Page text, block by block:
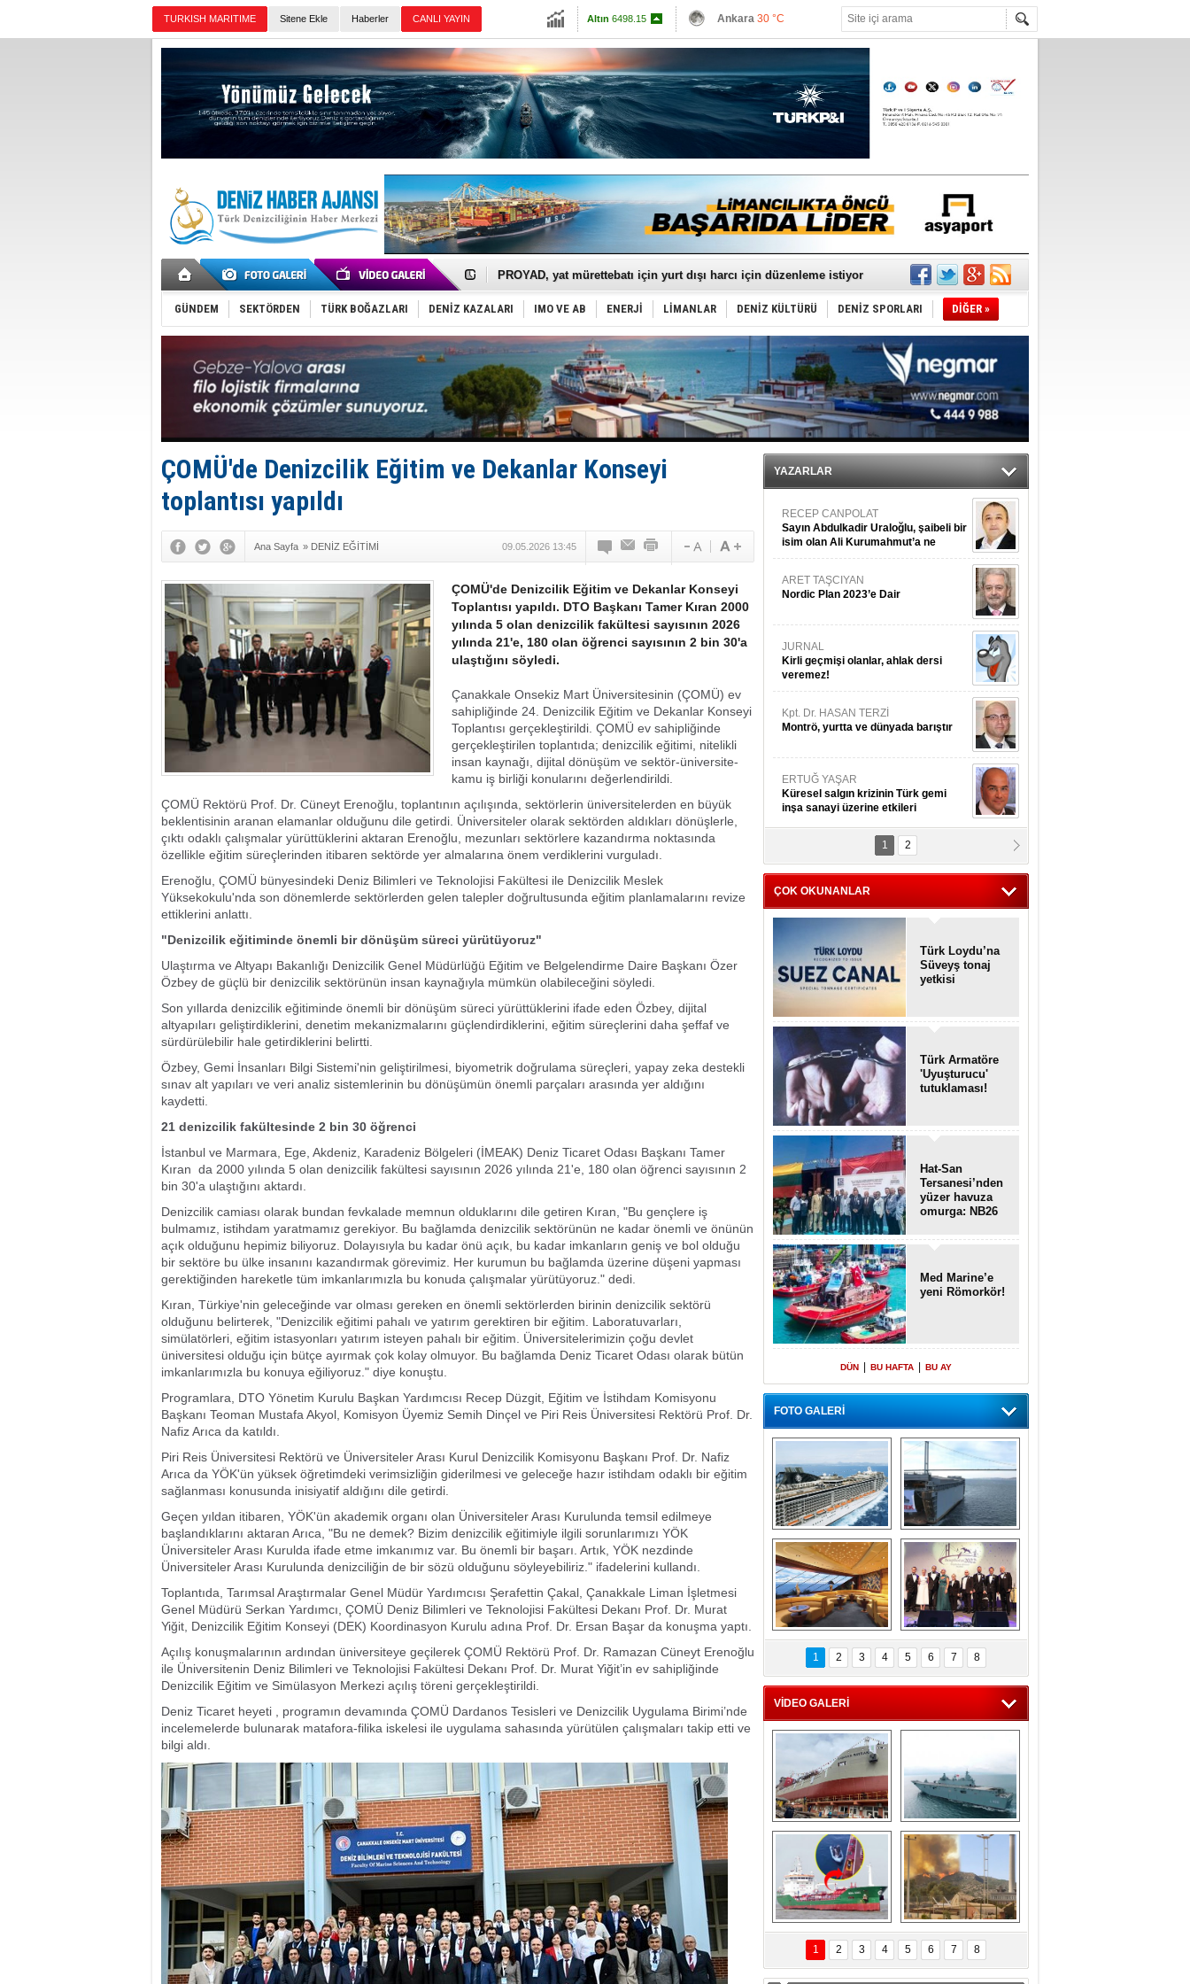
TURKISH MARITIME Sitene Ekle Haberler
Altın 6498.15
Euro54.9493
Ankara 30 °C
Antalya28 °C
Muğla 26 °C
Çanakkale 32 °C
İTU AUV, Dünya’da 2. oldu!
LNG taşımacılığında maliyetler katlandı
Türkiye-Irak enerji hattında yeni dönem başlıyor
Türk Armatöre 'Uyuşturucu' tutuklaması!
Deniz turizminde yeni ‘Ceza Rejimi’!
DÖDER, 28. Dönem Yönetim Kurulu Başkanını seçti!
Fairline, Türkiye’de ‘SoleMarin’i seçti
Baltık Denizi'nde tarih yazıldı!
Runit kubbesi okyanusun derinliklerinde halkı tehdit ediyor
Limana dadandılar, 10 tekneyi soydular!
Türk Loydu’na Süveyş tonaj yetkisi
Hüseyin Mengi: “Yapay Zekâ, Ustanın yerini alamaz”
Hat-San Tersanesi’nden yüzer havuza omurga: NB26
GÜNDEM SEKTÖRDEN TÜRK BOĞAZLARI DENİZ KAZALARI IMO VE AB ENERJİ LİMANLAR DENİZ KÜLTÜRÜ DENİZ SPORLARI DİĞER »
ÇOMÜ'de Denizcilik Eğitim ve Dekanlar Konseyi
toplantısı yapıldı
Ana Sayfa » DENİZ EĞİTİMİ 09.05.2026 13:45
ÇOMÜ'de Denizcilik Eğitim ve Dekanlar Konseyi
Toplantısı yapıldı. DTO Başkanı Tamer Kıran 2000
yılında 5 olan denizcilik fakültesi sayısının 2026
yılında 21'e, 180 olan öğrenci sayısının 2 bin 30'a
ulaştığını söyledi.
Çanakkale Onsekiz Mart Üniversitesinin (ÇOMÜ) ev
sahipliğinde 24. Denizcilik Eğitim ve Dekanlar Konseyi
Toplantısı gerçekleştirildi. ÇOMÜ ev sahipliğinde
gerçekleştirilen toplantıda; denizcilik eğitimi, nitelikli
insan kaynağı, dijital dönüşüm ve sektör-üniversite-
kamu iş birliği konularını değerlendirildi.
ÇOMÜ Rektörü Prof. Dr. Cüneyt Erenoğlu, toplantının açılışında, sektörlerin üniversitelerden en büyük
beklentisinin aranan elamanlar olduğunu dile getirdi. Üniversiteler olarak sektörden aldıkları dönüşlerle,
çıktı odaklı çalışmalar yürüttüklerini aktaran Erenoğlu, mezunları sektörlere kazandırma noktasında
özellikle eğitim süreçlerinden itibaren sektörde yer almalarına önem verdiklerini vurguladı.
Erenoğlu, ÇOMÜ bünyesindeki Deniz Bilimleri ve Teknolojisi Fakültesi ile Denizcilik Meslek
Yüksekokulu'nda son dönemlerde sektörlerden gelen talepler doğrultusunda eğitim planlamalarını revize
ettiklerini anlattı.
"Denizcilik eğitiminde önemli bir dönüşüm süreci yürütüyoruz"
Ulaştırma ve Altyapı Bakanlığı Denizcilik Genel Müdürlüğü Eğitim ve Belgelendirme Daire Başkanı Özer
Özbey de güçlü bir denizcilik sektörünün insan kaynağıyla mümkün olabileceğini söyledi.
Son yıllarda denizcilik eğitiminde önemli bir dönüşüm süreci yürüttüklerini ifade eden Özbey, dijital
altyapıları geliştirdiklerini, denetim mekanizmalarını güçlendirdiklerini, eğitim süreçlerini daha şeffaf ve
sürdürülebilir hale getirdiklerini belirtti.
Özbey, Gemi İnsanları Bilgi Sistemi'nin geliştirilmesi, biyometrik doğrulama süreçleri, yapay zeka destekli
sınav alt yapıları ve veri analiz sistemlerinin bu dönüşümün önemli parçaları arasında yer aldığını
kaydetti.
21 denizcilik fakültesinde 2 bin 30 öğrenci
İstanbul ve Marmara, Ege, Akdeniz, Karadeniz Bölgeleri (İMEAK) Deniz Ticaret Odası Başkanı Tamer
Kıran da 2000 yılında 5 olan denizcilik fakültesi sayısının 2026 yılında 21'e, 180 olan öğrenci sayısının 2
bin 30'a ulaştığını aktardı.
Denizcilik camiası olarak bundan fevkalade memnun olduklarını dile getiren Kıran, "Bu gençlere iş
bulmamız, istihdam yaratmamız gerekiyor. Bu bağlamda denizcilik sektörünün ne kadar önemli ve önünün
açık olduğunu hepimiz biliyoruz. Dolayısıyla bu kadar önü açık, bu kadar imkanların geniş ve bol olduğu
bir sektöre bu ülke insanını kazandırmak görevimiz. Her kurumun bu bağlamda üzerine düşeni yapması
gerektiğinden hareketle tüm imkanlarımızla bu konuda çalışmalar yürütüyoruz." dedi.
Kıran, Türkiye'nin geleceğinde var olması gereken en önemli sektörlerden birinin denizcilik sektörü
olduğunu belirterek, "Denizcilik eğitimi pahalı ve yatırım gerektiren bir eğitim. Laboratuvarları,
simülatörleri, eğitim istasyonları yatırım isteyen pahalı bir eğitim. Üniversitelerimizin çoğu devlet
üniversitesi olduğu için bütçe ayırmak çok kolay olmuyor. Bu bağlamda Deniz Ticaret Odası olarak bütün
imkanlarımızla bu konuya eğiliyoruz." diye konuştu.
Programlara, DTO Yönetim Kurulu Başkan Yardımcısı Recep Düzgit, Eğitim ve İstihdam Komisyonu
Başkanı Teoman Mustafa Akyol, Komisyon Üyemiz Semih Dinçel ve Piri Reis Üniversitesi Rektörü Prof. Dr.
Nafiz Arıca da katıldı.
Piri Reis Üniversitesi Rektörü ve Üniversiteler Arası Kurul Denizcilik Komisyonu Başkanı Prof. Dr. Nafiz
Arıca da YÖK'ün yüksek öğretimdeki verimsizliğin giderilmesi ve geleceğe hazır istihdam odaklı bir eğitim
sağlanması konusunda inisiyatif aldığını dile getirdi.
Geçen yıldan itibaren, YÖK'ün akademik organı olan Üniversiteler Arası Kurulunda temsil edilmeye
başlandıklarını aktaran Arıca, "Bu ne demek? Bizim denizcilik eğitimiyle ilgili sorunlarımızı YÖK
Üniversiteler Arası Kurulda ifade etme imkanımız var. Bu önemli bir başarı. Artık, YÖK nezdinde
Üniversiteler Arası Kurulunda denizciliğin de bir sözü olduğunu söyleyebiliriz." ifadelerini kullandı.
Toplantıda, Tarımsal Araştırmalar Genel Müdür Yardımcısı Şerafettin Çakal, Çanakkale Liman İşletmesi
Genel Müdürü Serkan Yardımcı, ÇOMÜ Deniz Bilimleri ve Teknolojisi Fakültesi Dekanı Prof. Dr. Murat
Yiğit, Denizcilik Eğitim Konseyi (DEK) Koordinasyon Kurulu adına Prof. Dr. Ersan Başar da konuşma yaptı.
Açılış konuşmalarının ardından üniversiteye geçilerek ÇOMÜ Rektörü Prof. Dr. Ramazan Cüneyt Erenoğlu
ile Üniversitenin Deniz Bilimleri ve Teknolojisi Fakültesi Dekanı Prof. Dr. Murat Yiğit’in ev sahipliğinde
Denizcilik Eğitim ve Simülasyon Merkezi açılış töreni gerçekleştirildi.
Deniz Ticaret heyeti , programın devamında ÇOMÜ Dardanos Tesisleri ve Denizcilik Uygulama Birimi’nde
incelemelerde bulunarak matafora-filika iskelesi ile uygulama sahasında yürütülen çalışmaları takip etti ve
bilgi aldı.
YAZARLAR
RECEP CANPOLAT
Sayın Abdulkadir Uraloğlu, şaibeli bir
isim olan Ali Kurumahmut’a ne
danışıyorsunuz?
ARET TAŞCIYAN
Nordic Plan 2023’e Dair
JURNAL
Kirli geçmişi olanlar, ahlak dersi
veremez!
Kpt. Dr. HASAN TERZİ
Montrö, yurtta ve dünyada barıştır
ERTUĞ YAŞAR
Küresel salgın krizinin Türk gemi
inşa sanayi üzerine etkileri
Kpt. MESUT AZMİ GÖKSOY
ithafen...
1 2
ÇOK OKUNANLAR
Türk Loydu’na
Süveyş tonaj
yetkisi
Türk Armatöre
'Uyuşturucu'
tutuklaması!
Hat-San
Tersanesi’nden
yüzer havuza
omurga: NB26
Med Marine’e
yeni Römorkör!
DÜN BU HAFTA BU AY
FOTO GALERİ
“Gemi içinde gemi”
konsepti ile MSC
Splendida
Dünyada tek!
Denizaltı yüzer
havuzu intikal
seyrine başladı
MSC'den 55 milyon
euroluk turizm geliri
müjdesi
5. Bosphorus Ship
Brokers Dinner,
İstanbul’da yapıldı
1 2 3 4 5 6 7 8
VİDEO GALERİ
Çeksan Tersanesi,
Başaran Bayrak
tankerini suya
indirdi
TCG Anadolu,
tersane teknik
seyrini tamamladı
Göçmenlerin
imdadına Türk
sahipli MINA DENIZ
yetişti
Milas’taki yangın
yeniden termik
santrallere doğru
ilerliyor
1 2 3 4 5 6 7 8